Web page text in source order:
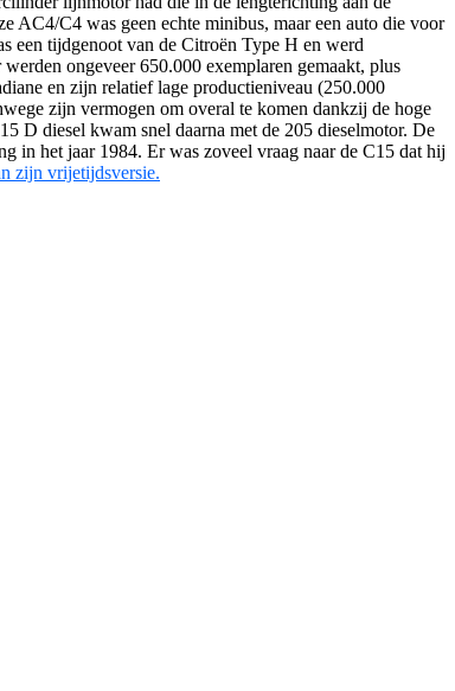
AC4/C4 was geen echte minibus, maar een auto die voor
een tijdgenoot van de Citroën Type H en werd
ongeveer 650.000 exemplaren gemaakt, plus
en zijn relatief lage productieniveau (250.000
zijn vermogen om overal te komen dankzij de hoge
D diesel kwam snel daarna met de 205 dieselmotor. De
in het jaar 1984. Er was zoveel vraag naar de C15 dat hij
zijn vrijetijdsversie.